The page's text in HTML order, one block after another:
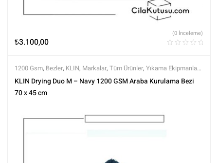
₺3.100,00
(0 İnceleme)
1200 Gsm, Bezler, KLIN, Markalar, Tüm Ürünler, Yıkama Ekipmanları,
Yıkama Ürünleri
KLIN Drying Duo M – Navy 1200 GSM Araba Kurulama Bezi
70 x 45 cm